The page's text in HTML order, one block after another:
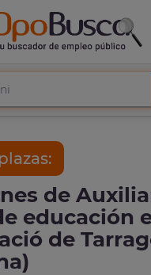
de
educación
de